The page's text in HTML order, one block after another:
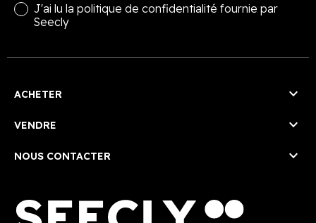
J'ai lu la politique de confidentialité fournie par
Seecly
ACHETER 
VENDRE 
NOUS CONTACTER 